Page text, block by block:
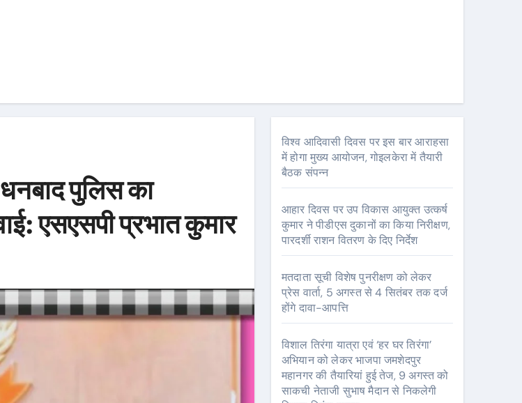
पुलिस का
एसएसपी प्रभात कुमार
विश्व आदिवासी दिवस पर इस बार आराहसा
में होगा मुख्य आयोजन, गोइलकेरा में तैयारी
बैठक संपन्न
आहार दिवस पर उप विकास आयुक्त उत्कर्ष
कुमार ने पीडीएस दुकानों का किया निरीक्षण,
पारदर्शी राशन वितरण के दिए निर्देश
मतदाता सूची विशेष पुनरीक्षण को लेकर
प्रेस वार्ता, 5 अगस्त से 4 सितंबर तक दर्ज
होंगे दावा-आपत्ति
विशाल तिरंगा यात्रा एवं ‘हर घर तिरंगा’
अभियान को लेकर भाजपा जमशेदपुर
महानगर की तैयारियां हुई तेज, 9 अगस्त को
साकची नेताजी सुभाष मैदान से निकलेगी